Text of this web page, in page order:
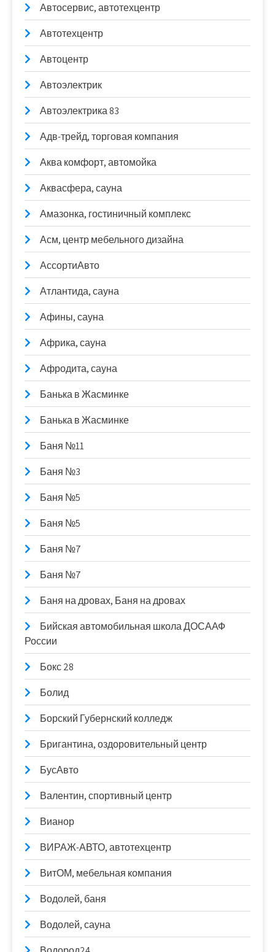
Автосервис, автотехцентр
Автотехцентр
Автоцентр
Автоэлектрик
Автоэлектрика 83
Адв-трейд, торговая компания
Аква комфорт, автомойка
Аквасфера, сауна
Амазонка, гостиничный комплекс
Асм, центр мебельного дизайна
АссортиАвто
Атлантида, сауна
Афины, сауна
Африка, сауна
Афродита, сауна
Банька в Жасминке
Банька в Жасминке
Баня №11
Баня №3
Баня №5
Баня №5
Баня №7
Баня №7
Баня на дровах, Баня на дровах
Бийская автомобильная школа ДОСААФ
России
Бокс 28
Болид
Борский Губернский колледж
Бригантина, оздоровительный центр
БусАвто
Валентин, спортивный центр
Вианор
ВИРАЖ-АВТО, автотехцентр
ВитОМ, мебельная компания
Водолей, баня
Водолей, сауна